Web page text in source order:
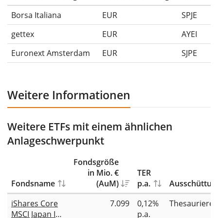
Borsa Italiana
EUR
SPJE
gettex
EUR
AYEI
Euronext Amsterdam
EUR SJPE
Weitere Informationen
Weitere ETFs mit einem ähnlichen
Anlageschwerpunkt
Fondsname
Fondsgröße
in Mio. €
(AuM)
TER
p.a.
iShares Core
MSCI Japan IMI
7.099
0,12%
p.a.